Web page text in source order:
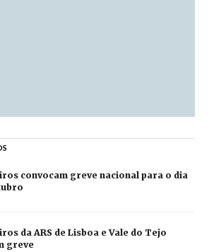
convocam greve nacional para o dia
da ARS de Lisboa e Vale do Tejo
greve